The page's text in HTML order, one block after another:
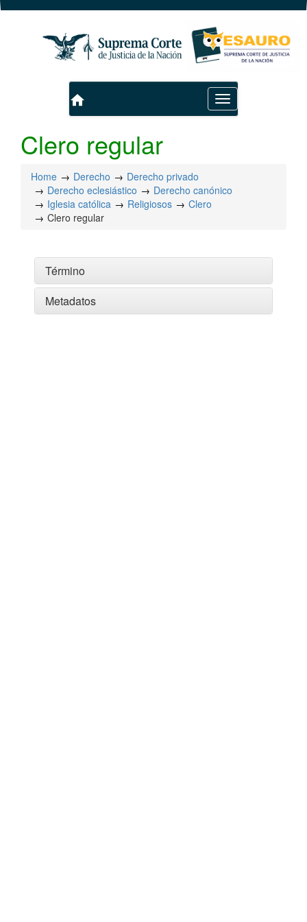
Toggle
navigation
home
Clero regular
Home Derecho
Derecho privado
Derecho eclesiástico
Derecho canónico
Iglesia católica
Religiosos
Clero
Clero regular
Término
Metadatos